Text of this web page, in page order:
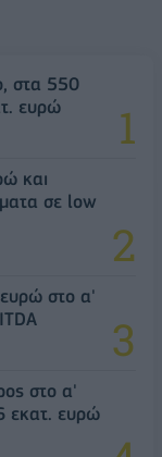
στα 550
ευρώ
και
σε low
ευρώ στο α'
στο α'
εκατ. ευρώ